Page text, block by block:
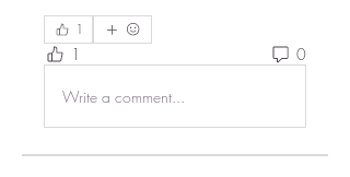
1
1 0
Write a comment...